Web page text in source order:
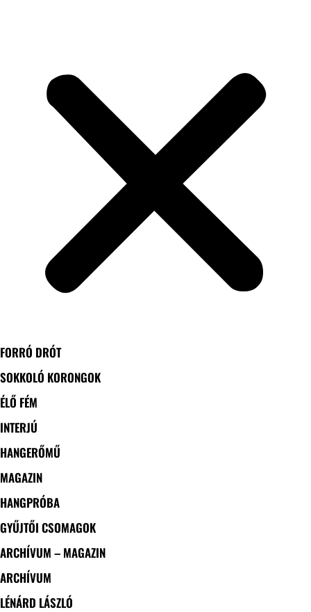
FORRÓ DRÓT
SOKKOLÓ KORONGOK
ÉLŐ FÉM
INTERJÚ
HANGERŐMŰ
MAGAZIN
HANGPRÓBA
GYŰJTŐI CSOMAGOK
ARCHÍVUM – MAGAZIN
ARCHÍVUM
LÉNÁRD LÁSZLÓ